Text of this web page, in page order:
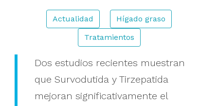
Actualidad
Hígado graso
Tratamientos
Dos estudios recientes muestran
que Survodutida y Tirzepatida
mejoran significativamente el